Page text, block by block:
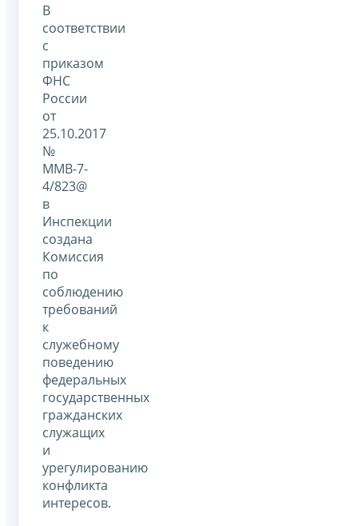
В
соответствии
с
приказом
ФНС
России
от
25.10.2017
№
ММВ-7-
4/823@
в
Инспекции
создана
Комиссия
по
соблюдению
требований
к
служебному
поведению
федеральных
государственных
гражданских
служащих
и
урегулированию
конфликта
интересов.